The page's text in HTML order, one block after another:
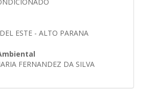
ESTE - ALTO PARANA
FERNANDEZ DA SILVA